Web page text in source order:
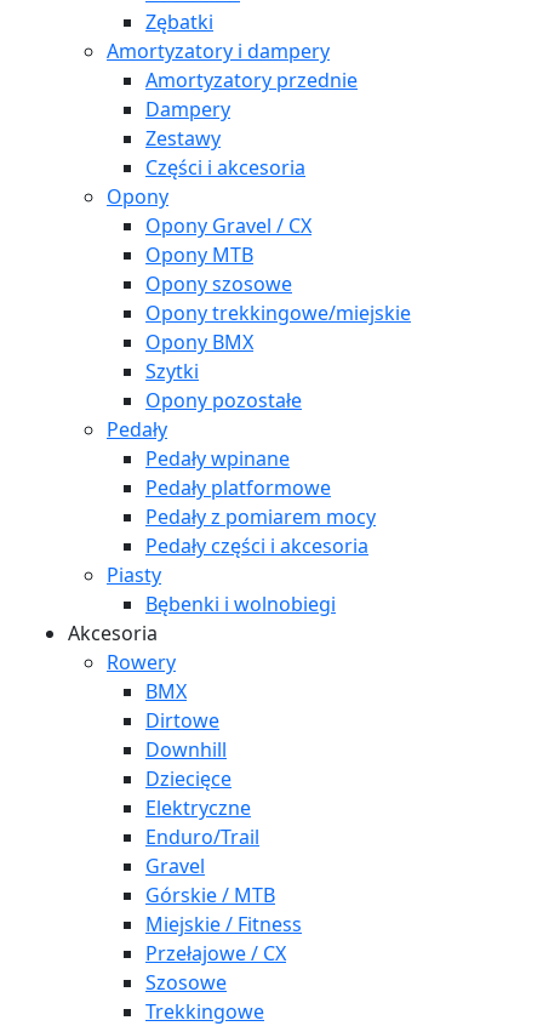
Zębatki
Amortyzatory i dampery
Amortyzatory przednie
Dampery
Zestawy
Części i akcesoria
Opony
Opony Gravel / CX
Opony MTB
Opony szosowe
Opony trekkingowe/miejskie
Opony BMX
Szytki
Opony pozostałe
Pedały
Pedały wpinane
Pedały platformowe
Pedały z pomiarem mocy
Pedały części i akcesoria
Piasty
Bębenki i wolnobiegi
Akcesoria
Rowery
BMX
Dirtowe
Downhill
Dziecięce
Elektryczne
Enduro/Trail
Gravel
Górskie / MTB
Miejskie / Fitness
Przełajowe / CX
Szosowe
Trekkingowe